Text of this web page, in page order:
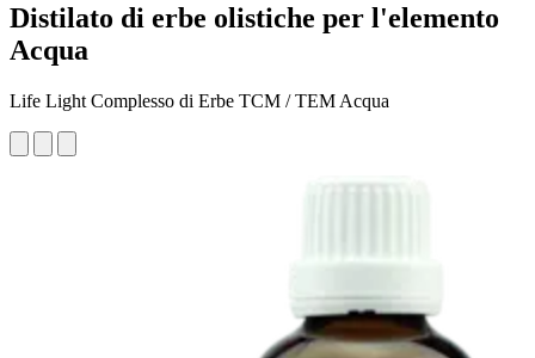
Distilato di erbe olistiche per l'elemento
Acqua
Life Light Complesso di Erbe TCM / TEM Acqua